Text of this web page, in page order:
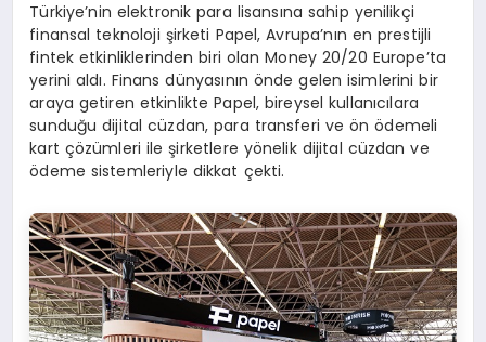
Türkiye’nin elektronik para lisansına sahip yenilikçi
finansal teknoloji şirketi Papel, Avrupa’nın en prestijli
fintek etkinliklerinden biri olan Money 20/20 Europe’ta
yerini aldı. Finans dünyasının önde gelen isimlerini bir
araya getiren etkinlikte Papel, bireysel kullanıcılara
sunduğu dijital cüzdan, para transferi ve ön ödemeli
kart çözümleri ile şirketlere yönelik dijital cüzdan ve
ödeme sistemleriyle dikkat çekti.